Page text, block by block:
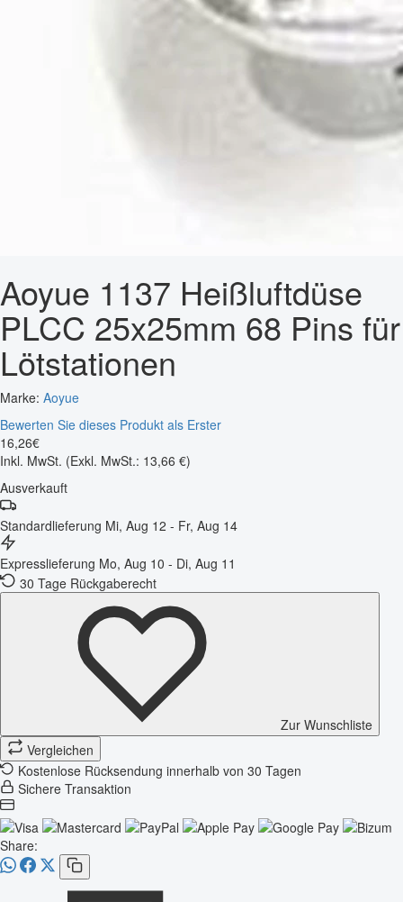
Aoyue 1137 Heißluftdüse
PLCC 25x25mm 68 Pins für
Lötstationen
Marke: Aoyue
Bewerten Sie dieses Produkt als Erster
16,26€
Inkl. MwSt. (Exkl. MwSt.: 13,66 €)
Ausverkauft
Standardlieferung Mi, Aug 12 - Fr, Aug 14
Expresslieferung Mo, Aug 10 - Di, Aug 11
30 Tage Rückgaberecht
Zur Wunschliste
Vergleichen
Kostenlose Rücksendung innerhalb von 30 Tagen
Sichere Transaktion
Share: